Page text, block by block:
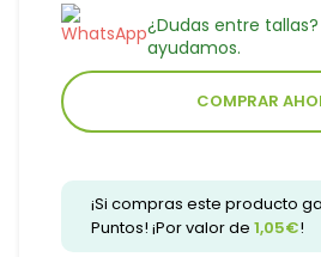
¿Dudas entre
ayudamos.
COMPRAR
¡Si compras este producto
Puntos! ¡Por valor de 1,05€!